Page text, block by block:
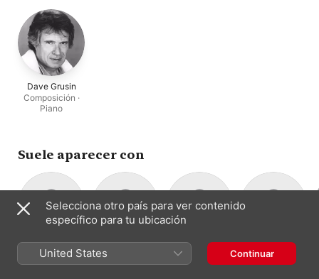
Dave Grusin
Composición ·
Piano
Suele aparecer con
Harmonie
Ensemble / New
Steven Richman
Dirección
Ferde Grofé
Composición ·
Josef Suk
Dirección · Violín
Selecciona otro país para ver contenido
específico para tu ubicación
United States Continuar